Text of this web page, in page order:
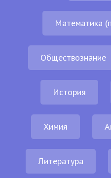
Математика
Обществознание
История
Химия
Литература